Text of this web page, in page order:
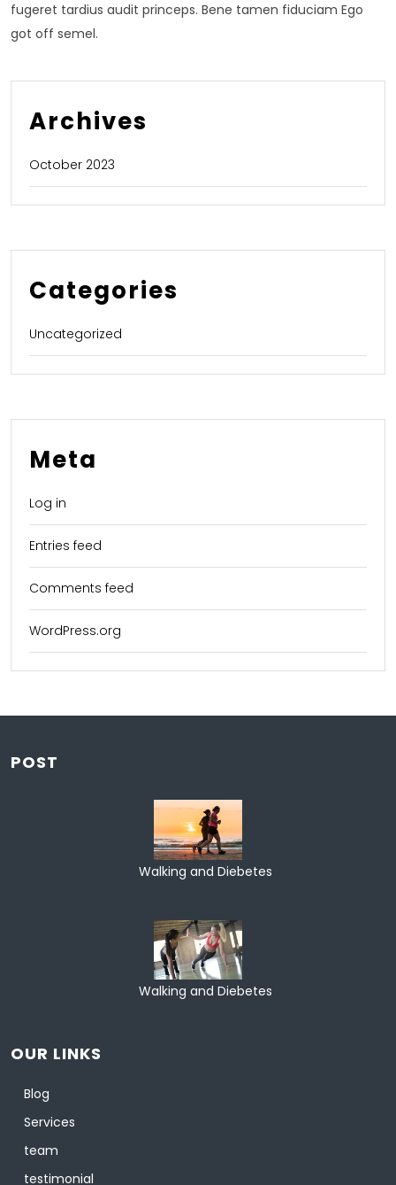
fugeret tardius audit princeps. Bene tamen fiduciam Ego
got off semel.
Archives
October 2023
Categories
Uncategorized
Meta
Log in
Entries feed
Comments feed
WordPress.org
POST
Walking and Diebetes
Walking and Diebetes
OUR LINKS
Blog
Services
team
testimonial